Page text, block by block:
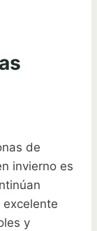
de
invierno es
y